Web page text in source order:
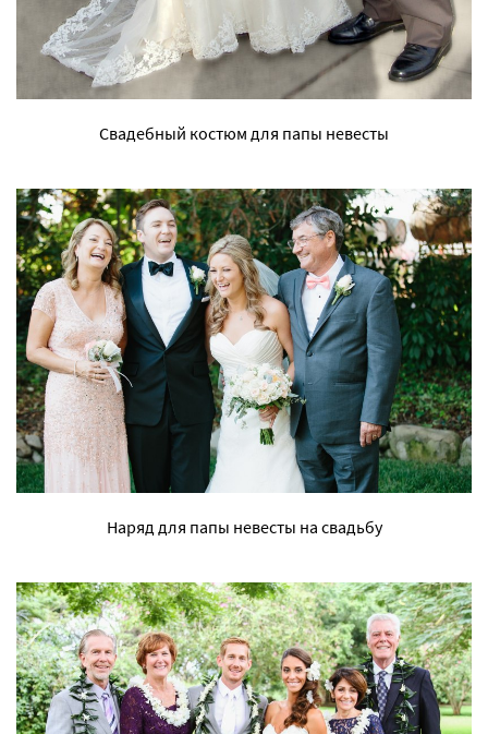
Свадебный костюм для папы невесты
Наряд для папы невесты на свадьбу